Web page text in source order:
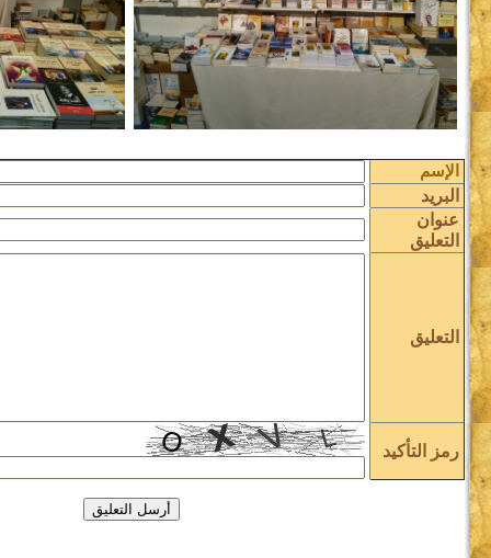
الإسم
البريد
عنوان
التعليق
التعليق
رمز التأكيد